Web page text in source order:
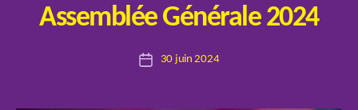
Assemblée Générale 2024
P
a
E
Date30 juin 2024